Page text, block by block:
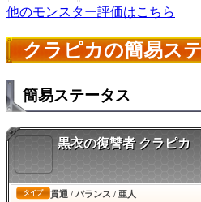
他のモンスター評価はこちら
クラピカの簡易ス
簡易ステータス
黒衣の復讐者 クラピカ
タイプ 貫通 / バランス / 亜人